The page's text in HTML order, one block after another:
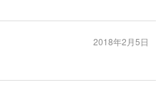
2018年2月5日